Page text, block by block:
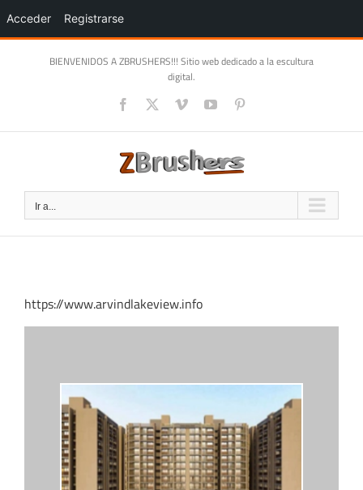
Acceder Registrarse
Saltar
BIENVENIDOS A ZBRUSHERS!!! Sitio web dedicado a la escultura
digital.
Facebook VimeoYouTube
Ir a...
https://www.arvindlakeview.info